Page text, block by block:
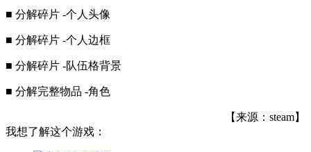
■ 分解碎片 -个人头像
■ 分解碎片 -个人边框
■ 分解碎片 -队伍格背景
■ 分解完整物品 -角色
【来源：steam】
我想了解这个游戏：